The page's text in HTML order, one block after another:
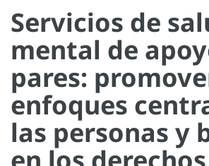
Servicios de
mental de
pares:
enfoques
las personas y